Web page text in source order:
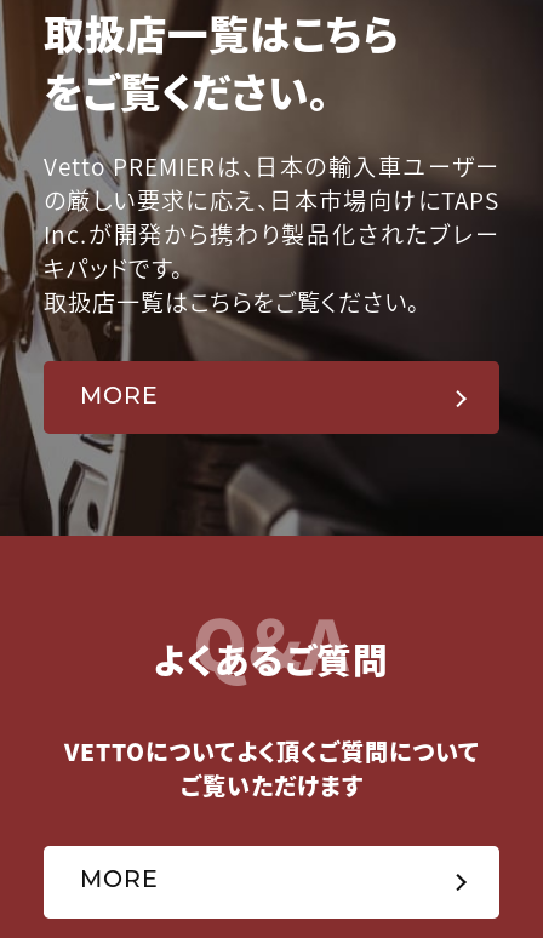
取扱店一覧はこちら
をご覧ください。
Vetto PREMIERは、日本の輸入車ユーザー
の厳しい要求に応え、日本市場向けにTAPS
Inc.が開発から携わり製品化されたブレー
キパッドです。
取扱店一覧はこちらをご覧ください。
MORE
Q&A
よくあるご質問
VETTOについてよく頂くご質問について
ご覧いただけます
MORE